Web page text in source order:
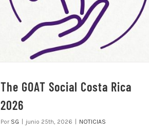
The GOAT Social Costa Rica
2026
Por SG junio 25th, 2026 NOTICIAS